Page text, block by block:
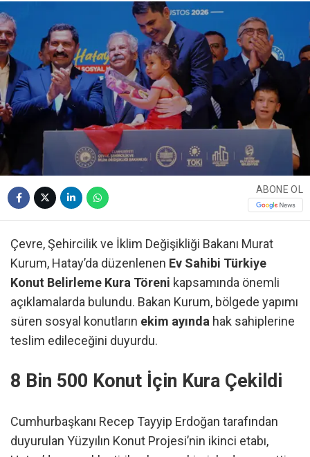
ABONE OL
Çevre, Şehircilik ve İklim Değişikliği Bakanı Murat
Kurum, Hatay’da düzenlenen Ev Sahibi Türkiye
Konut Belirleme Kura Töreni kapsamında önemli
açıklamalarda bulundu. Bakan Kurum, bölgede yapımı
süren sosyal konutların ekim ayında hak sahiplerine
teslim edileceğini duyurdu.
8 Bin 500 Konut İçin Kura Çekildi
Cumhurbaşkanı Recep Tayyip Erdoğan tarafından
duyurulan Yüzyılın Konut Projesi’nin ikinci etabı,